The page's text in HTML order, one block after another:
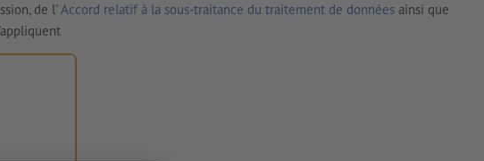
de l'Accord relatif à la sous-traitance du traitement de données ainsi que